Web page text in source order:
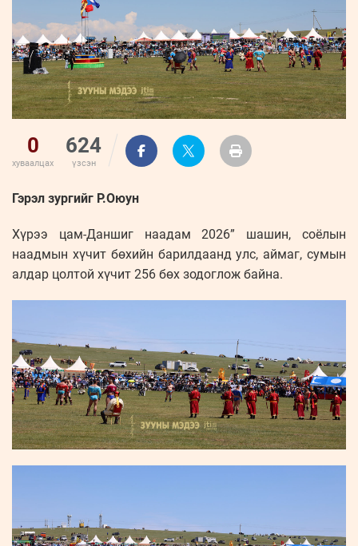
Бүртгүүлэх
Нэвтрэх
Бизнес
хөгжил
Leaderships
forum
ФОТО
УРЛАГ
МЭДЭЭЛЛИЙН
ТӨВ
ZUUNII
MEDEE
WEEKLY
0
хуваалцах
624
үзсэн
Гэрэл зургийг Р.Оюун
Хүрээ цам-Даншиг наадам 2026” шашин, соёлын
наадмын хүчит бөхийн барилдаанд улс, аймаг, сумын
алдар цолтой хүчит 256 бөх зодоглож байна.